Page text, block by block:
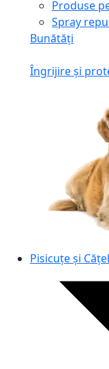
Produse
Spray
Bunătăți
Îngrijire și
Pisicuțe și